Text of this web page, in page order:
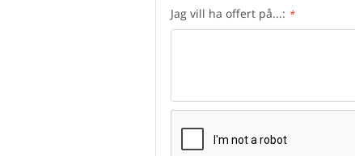
Jag vill ha offert på...: *